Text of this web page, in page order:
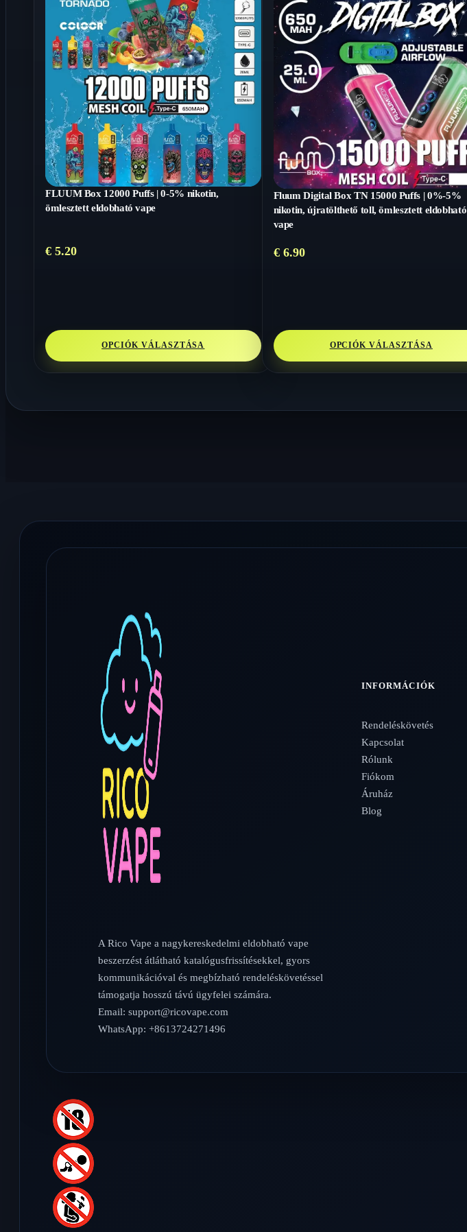
FLUUM Box 12000 Puffs | 0-5% nikotin,
ömlesztett eldobható vape
€ 5.20
OPCIÓK VÁLASZTÁSA
Fluum Digital Box TN 15000 Puffs | 0%-5%
nikotin, újratölthető toll, ömlesztett eldobható
vape
€6.90
OPCIÓK VÁLASZTÁSA
A Rico Vape a nagykereskedelmi eldobható vape
beszerzést átlátható katalógusfrissítésekkel, gyors
kommunikációval és megbízható rendeléskövetéssel
támogatja hosszú távú ügyfelei számára.
Email: support@ricovape.com
WhatsApp: +8613724271496
INFORMÁCIÓK
Rendeléskövetés
Kapcsolat
Rólunk
Fiókom
Áruház
Blog